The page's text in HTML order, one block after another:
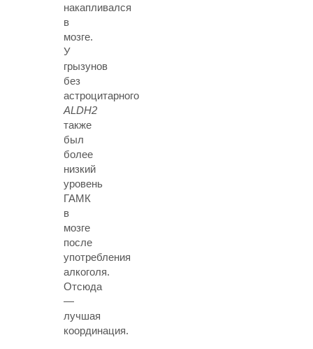
накапливался
в
мозге.
У
грызунов
без
астроцитарного
ALDH2
также
был
более
низкий
уровень
ГАМК
в
мозге
после
употребления
алкоголя.
Отсюда
—
лучшая
координация.